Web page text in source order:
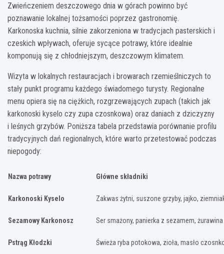
Zwieńczeniem deszczowego dnia w górach powinno być
poznawanie lokalnej tożsamości poprzez gastronomię.
Karkonoska kuchnia, silnie zakorzeniona w tradycjach pasterskich i
czeskich wpływach, oferuje sycące potrawy, które idealnie
komponują się z chłodniejszym, deszczowym klimatem.
Wizyta w lokalnych restauracjach i browarach rzemieślniczych to
stały punkt programu każdego świadomego turysty. Regionalne
menu opiera się na ciężkich, rozgrzewających zupach (takich jak
karkonoski kyselo czy zupa czosnkowa) oraz daniach z dziczyzny
i leśnych grzybów. Poniższa tabela przedstawia porównanie profilu
tradycyjnych dań regionalnych, które warto przetestować podczas
niepogody:
Nazwa potrawy Główne składniki
Karkonoski Kyselo Zakwas żytni, suszone grzyby, jajko,
Sezamowy Karkonosz Ser smażony, panierka z sezamem, żurawina
Pstrąg Kłodzki Świeża ryba potokowa, zioła, masło